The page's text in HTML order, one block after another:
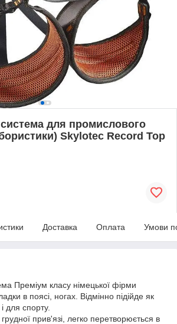
для промислового
Skylotec Record Top
Доставка Оплата Умови
Преміум класу німецької фірми
в поясі, ногах. Відмінно підійде як
для спорту.
прив'язі, легко перетворюється в